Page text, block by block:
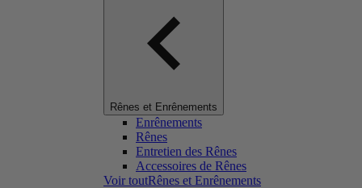
Rênes et Enrênements
Enrênements
Rênes
Entretien des Rênes
Accessoires de Rênes
Voir toutRênes et Enrênements